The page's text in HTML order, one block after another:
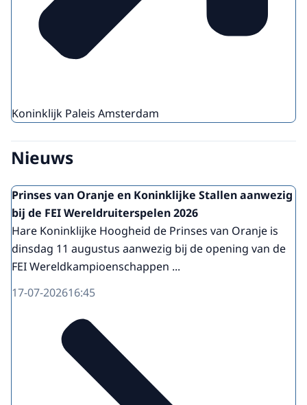
Koninklijk Paleis Amsterdam
Nieuws
Prinses van Oranje en Koninklijke Stallen aanwezig
bij de FEI Wereldruiterspelen 2026
Hare Koninklijke Hoogheid de Prinses van Oranje is
dinsdag 11 augustus aanwezig bij de opening van de
FEI Wereldkampioenschappen ...
17-07-202616:45